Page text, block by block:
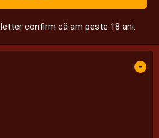
confirm că am peste 18 ani.
-